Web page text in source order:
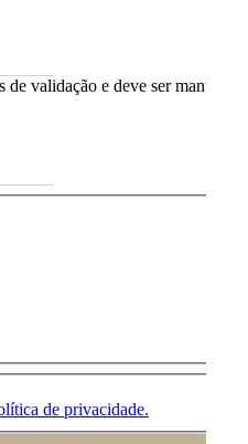
validação e deve ser mantido
de privacidade.